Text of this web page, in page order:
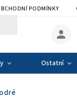
PODMÍNKY
Ostatní